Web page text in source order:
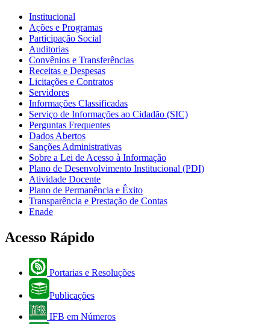
Institucional
Ações e Programas
Participação Social
Auditorias
Convênios e Transferências
Receitas e Despesas
Licitações e Contratos
Servidores
Informações Classificadas
Serviço de Informações ao Cidadão (SIC)
Perguntas Frequentes
Dados Abertos
Sanções Administrativas
Sobre a Lei de Acesso à Informação
Plano de Desenvolvimento Institucional (PDI)
Atividade Docente
Plano de Permanência e Êxito
Transparência e Prestação de Contas
Enade
Acesso Rápido
Portarias e Resoluções
Publicações
IFB em Números